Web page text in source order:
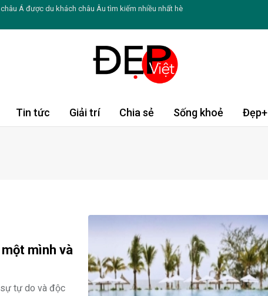
Á được du khách châu Âu tìm kiếm nhiều nhất hè
hè cho du khách Việt thông qua trải nghiệm pop-up
nhà Sen Vàng đi tìm “Chỗ đứng” khó tại bến xe
da ngày càng sạm màu
Tin tức Giải trí Chia sẻ Sống khoẻ Đẹp+
mình và
tự do và độc